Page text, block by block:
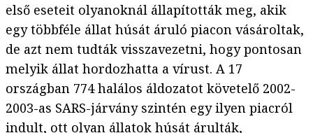
első eseteit olyanoknál állapították meg, akik
egy többféle állat húsát áruló piacon vásároltak,
de azt nem tudták visszavezetni, hogy pontosan
melyik állat hordozhatta a vírust. A 17
országban 774 halálos áldozatot követelő 2002-
2003-as SARS-járvány szintén egy ilyen piacról
indult, ott olyan állatok húsát árulták,